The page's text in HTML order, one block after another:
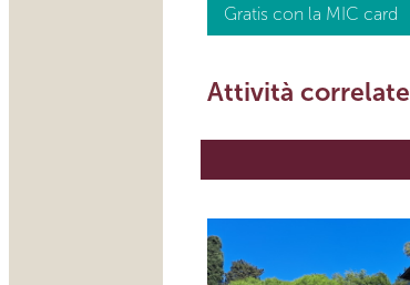
Gratis con la MIC card
Attività correlate